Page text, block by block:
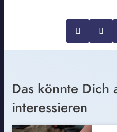
Das könnte Dich
interessieren